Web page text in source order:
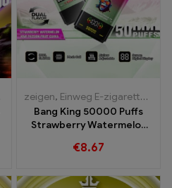
,Einweg-E-
zeigen, Einweg E-zigarette mit Nikotin
Bang King 50000 Puffs
Strawberry Watermelon
Guava Aromen
€8.67